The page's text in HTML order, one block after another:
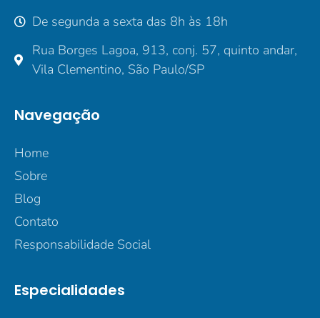
De segunda a sexta das 8h às 18h
Rua Borges Lagoa, 913, conj. 57, quinto andar,
Vila Clementino, São Paulo/SP
Navegação
Home
Sobre
Blog
Contato
Responsabilidade Social
Especialidades